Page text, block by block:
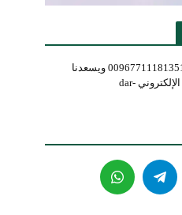
وللتواصل معنا عبر الواتساب: 00967711181351 ويسعدنا
التواصل معكم دائماً عبر البريد الإلكتروني dar-